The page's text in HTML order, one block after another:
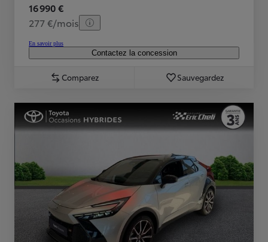
16 990 €
277 €/mois
En savoir plus
Contactez la concession
Comparez Sauvegardez